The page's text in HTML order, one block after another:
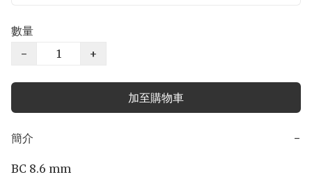
數量
−
+
加至購物車
簡介 −
BC 8.6 mm